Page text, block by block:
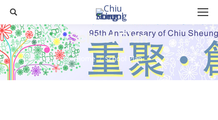
Search:
School Plan
You are here:
Home School Plan